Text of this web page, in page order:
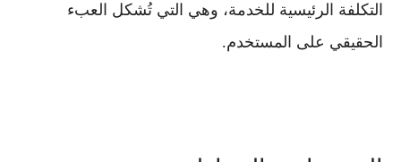
التكلفة الرئيسية للخدمة، وهي التي تُشكل العبء
الحقيقي على المستخدم.